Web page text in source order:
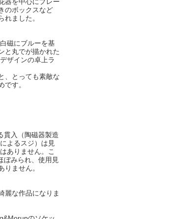
のボックスなど
れました。
磁にブルーを基
と丸でが描かれた
ザインの卓上ラ
、とっても素敵な
です。
貫入（陶磁器製造
よるスジ）は見
ありません。こ
ぼみられ、使用見
りません。
麗な作品になりま